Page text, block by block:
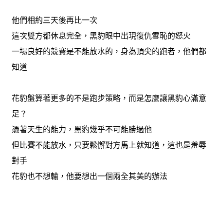
他們相約三天後再比一次
這次雙方都休息完全，黑豹眼中出現復仇雪恥的怒火
一場良好的競賽是不能放水的，身為頂尖的跑者，他們都
知道
花豹盤算著更多的不是跑步策略，而是怎麼讓黑豹心滿意
足？
憑著天生的能力，黑豹幾乎不可能勝過他
但比賽不能放水，只要鬆懈對方馬上就知道，這也是羞辱
對手
花豹也不想輸，他要想出一個兩全其美的辦法